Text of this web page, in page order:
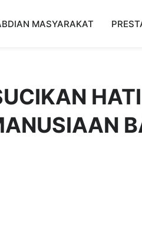
MASYARAKAT
HATI